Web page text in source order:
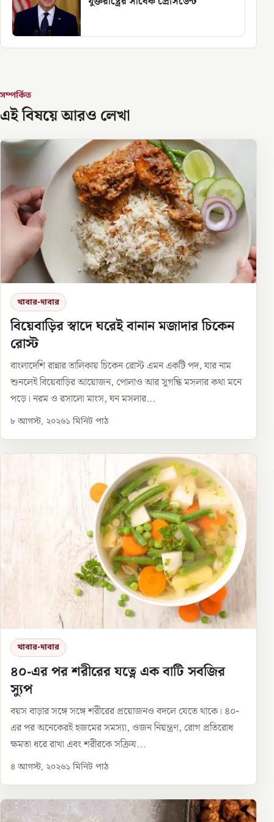
সম্পর্কিত
এই বিষয়ে আরও লেখা
খাবার-দাবার
বিয়েবাড়ির স্বাদে ঘরেই বানান মজাদার চিকেন
রোস্ট
বাংলাদেশি রান্নার তালিকায় চিকেন রোস্ট এমন একটি পদ, যার নাম
শুনলেই বিয়েবাড়ির আয়োজন, পোলাও আর সুগন্ধি মসলার কথা মনে
পড়ে। নরম ও রসালো মাংস, ঘন মসলার...
৮ আগস্ট, ২০২৬১ মিনিট পাঠ
খাবার-দাবার
৪০-এর পর শরীরের যত্নে এক বাটি সবজির
স্যুপ
বয়স বাড়ার সঙ্গে সঙ্গে শরীরের প্রয়োজনও বদলে যেতে থাকে। ৪০-
এর পর অনেকেরই হজমের সমস্যা, ওজন নিয়ন্ত্রণ, রোগ প্রতিরোধ
ক্ষমতা ধরে রাখা এবং শরীরকে সক্রিয...
৪ আগস্ট, ২০২৬১ মিনিট পাঠ